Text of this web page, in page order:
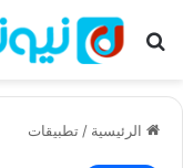
بحث عن
الرئيسية / تطبيقات